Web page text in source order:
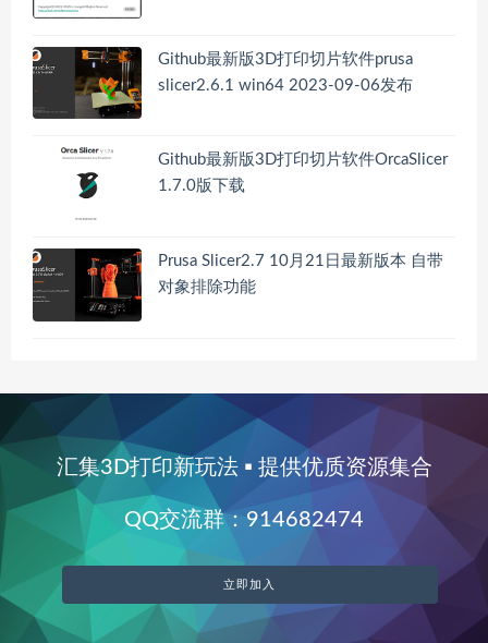
Github最新版3D打印切片软件prusa
slicer2.6.1 win64 2023-09-06发布
Github最新版3D打印切片软件OrcaSlicer
1.7.0版下载
Prusa Slicer2.7 10月21日最新版本 自带
对象排除功能
汇集3D打印新玩法 ▪ 提供优质资源集合
QQ交流群：914682474
立即加入